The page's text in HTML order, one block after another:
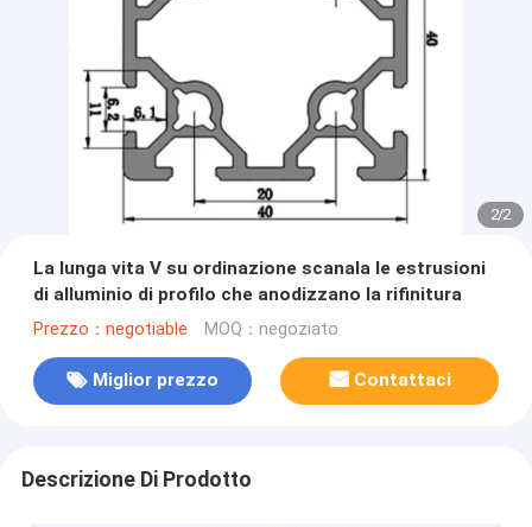
2/2
La lunga vita V su ordinazione scanala le estrusioni
di alluminio di profilo che anodizzano la rifinitura
Prezzo：negotiable MOQ：negoziato
Miglior prezzo Contattaci
Descrizione Di Prodotto